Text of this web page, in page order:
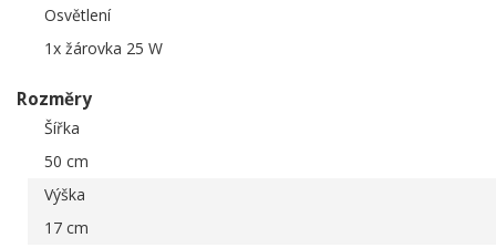
Osvětlení
1x žárovka 25 W
Rozměry
Šířka
50 cm
Výška
17 cm